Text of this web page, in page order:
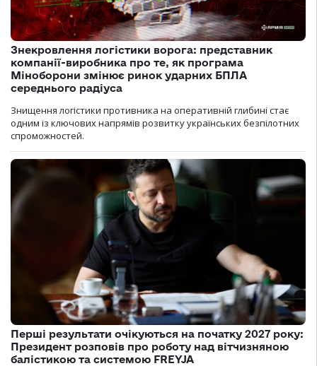
Знекровлення логістики ворога: представник
компанії-виробника про те, як програма
Міноборони змінює ринок ударних БПЛА
середнього радіуса
Знищення логістики противника на оперативній глибині стає
одним із ключових напрямів розвитку українських безпілотних
спроможностей.
Перші результати очікуються на початку 2027 року:
Президент розповів про роботу над вітчизняною
балістикою та системою FREYJA